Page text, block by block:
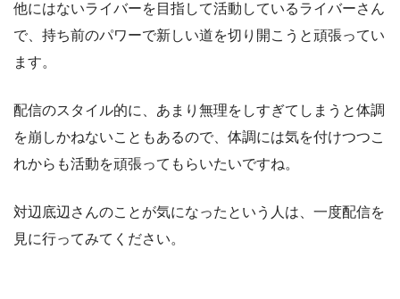
他にはないライバーを目指して活動しているライバーさん
で、持ち前のパワーで新しい道を切り開こうと頑張ってい
ます。
配信のスタイル的に、あまり無理をしすぎてしまうと体調
を崩しかねないこともあるので、体調には気を付けつつこ
れからも活動を頑張ってもらいたいですね。
対辺底辺さんのことが気になったという人は、一度配信を
見に行ってみてください。